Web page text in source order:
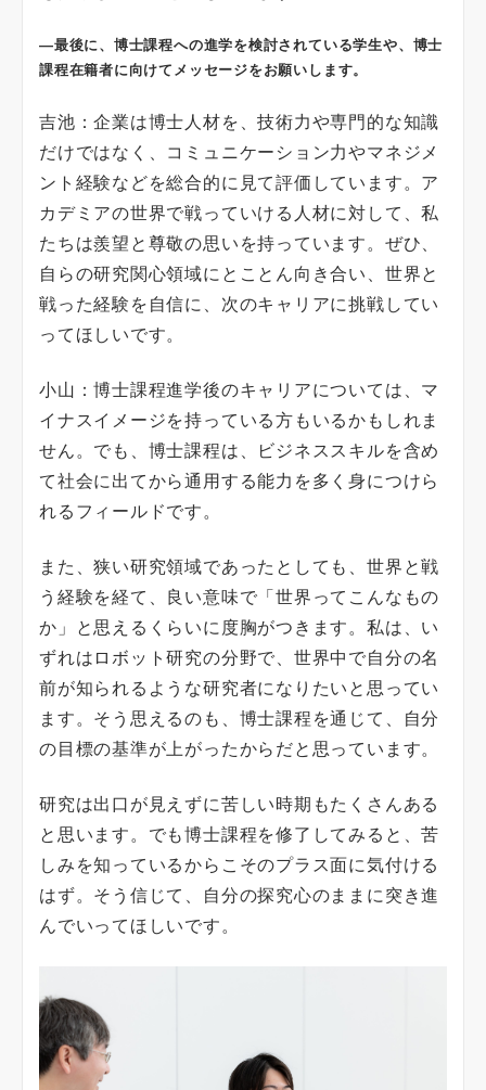
―最後に、博士課程への進学を検討されている学生や、博士
課程在籍者に向けてメッセージをお願いします。
吉池：企業は博士人材を、技術力や専門的な知識
だけではなく、コミュニケーション力やマネジメ
ント経験などを総合的に見て評価しています。ア
カデミアの世界で戦っていける人材に対して、私
たちは羨望と尊敬の思いを持っています。ぜひ、
自らの研究関心領域にとことん向き合い、世界と
戦った経験を自信に、次のキャリアに挑戦してい
ってほしいです。
小山：博士課程進学後のキャリアについては、マ
イナスイメージを持っている方もいるかもしれま
せん。でも、博士課程は、ビジネススキルを含め
て社会に出てから通用する能力を多く身につけら
れるフィールドです。
また、狭い研究領域であったとしても、世界と戦
う経験を経て、良い意味で「世界ってこんなもの
か」と思えるくらいに度胸がつきます。私は、い
ずれはロボット研究の分野で、世界中で自分の名
前が知られるような研究者になりたいと思ってい
ます。そう思えるのも、博士課程を通じて、自分
の目標の基準が上がったからだと思っています。
研究は出口が見えずに苦しい時期もたくさんある
と思います。でも博士課程を修了してみると、苦
しみを知っているからこそのプラス面に気付ける
はず。そう信じて、自分の探究心のままに突き進
んでいってほしいです。